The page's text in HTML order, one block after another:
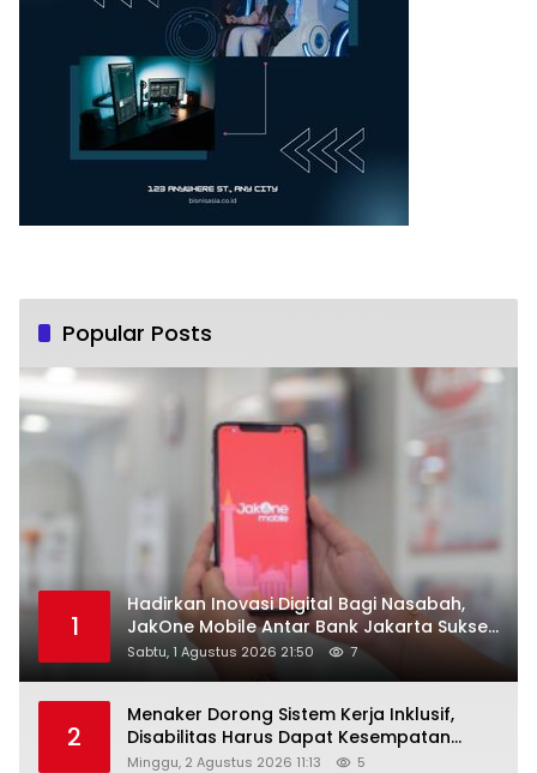
Popular Posts
1
Hadirkan Inovasi Digital Bagi Nasabah,
JakOne Mobile Antar Bank Jakarta Sukses
Raih Digital Excellence Awards 2026
Sabtu, 1 Agustus 2026 21:50 7
2
Menaker Dorong Sistem Kerja Inklusif,
Disabilitas Harus Dapat Kesempatan
Setara
Minggu, 2 Agustus 2026 11:13 5